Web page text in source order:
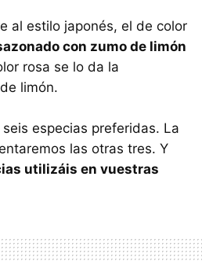
al estilo japonés, el de color
con zumo de limón
rosa se lo da la
limón.
especias preferidas. La
las otras tres. Y
utilizáis en vuestras